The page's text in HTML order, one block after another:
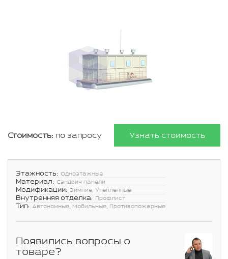
Стоимость: по запросу Узнать стоимость
Этажность: Одноэтажные
Материал: Сэндвич панели
Модификации: Зимние, Утепленные
Внутренняя отделка: Профлист
Тип: Автономные, Мобильные, Противопожарные
Появились вопросы о
товаре?